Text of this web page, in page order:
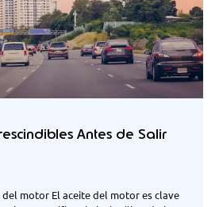
Antes de Salir
del motor El aceite del motor es clave